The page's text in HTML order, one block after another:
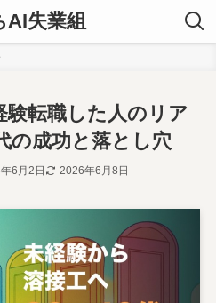
AI失業組
験転職した人のリア
の成功と落とし穴
6月2日 2026年6月8日